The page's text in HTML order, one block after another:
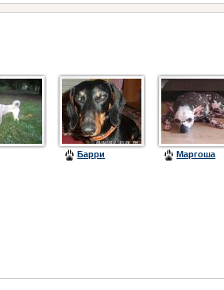
Барри Маргоша